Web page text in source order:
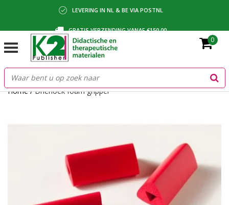
LEVERING IN NL & BE VIA POSTNL
GRATIS VERZENDING VANAF €150,00
BETALING VIA IDEAL, BANCONTACT OF FACTUUR
0
Home/Driehoek foam gripper